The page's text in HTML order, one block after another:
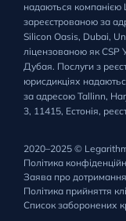
надаються компанією
зареєстрованою за
Silicon Oasis, Dubai,
ліцензованою як CSP
Дубая. Послуги з
юрисдикціях
за адресою Tallinn,
3, 11415, Естонія,
2020–2025 ©
Політика
Заява про
Політика прийняття
Список заборонених